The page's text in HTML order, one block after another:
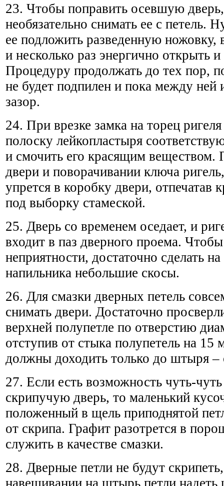
23. Чтобы поправить осевшую
необязательно снимать ее с петель.
ее подложить разведенную ножовку,
и несколько раз энергично открыть
Процедуру продолжать до тех пор,
не будет подпилен и пока между ней
зазор.
24. При врезке замка на торец
полоску лейкопластыря
и смочить его красящим веществом.
двери и поворачивании ключа
упрется в коробку двери, отпечатав
под выборку стамеской.
25. Дверь со временем оседает, и
входит в паз дверного проема.
неприятности, достаточно сделать
напильника небольшие скосы.
26. Для смазки дверных петель
снимать двери. Достаточно
верхней полупетле по отверстию
отступив от стыка полупетель на 15
должны доходить только до штыря
27. Если есть возможность чуть-
скрипучую дверь, то маленький
положенный в щель приподнятой
от скрипа. Графит разотрется в
служить в качестве смазки.
28. Дверные петли не будут
навешивании на штырь петли надеть